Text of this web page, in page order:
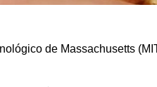
de Massachusetts